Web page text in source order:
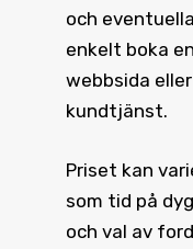
och
enkelt boka
webbsida
kundtjänst.
Priset kan
som tid på
och val av